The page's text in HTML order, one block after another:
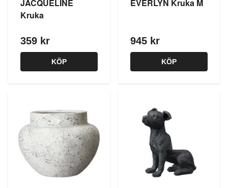
JACQUELINE
Kruka
359 kr
KÖP
EVERLYN Kruka M
945 kr
KÖP